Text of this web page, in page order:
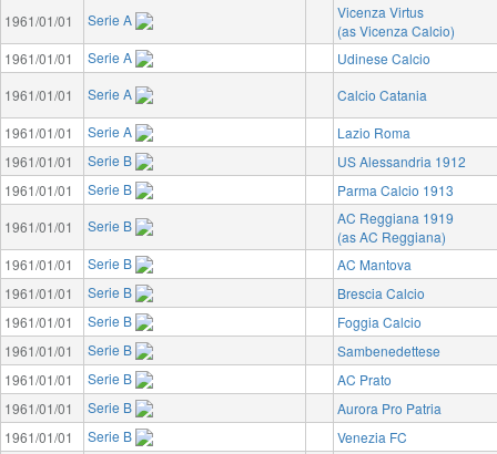
1961/01/01
Serie A
Vicenza Virtus
(as Vicenza Calcio)
1961/01/01
Serie A
Udinese Calcio
1961/01/01
Serie A
Calcio Catania
1961/01/01
Serie A
Lazio Roma
1961/01/01
Serie B
US Alessandria 1912
1961/01/01
Serie B
Parma Calcio 1913
1961/01/01
Serie B
AC Reggiana 1919
(as AC Reggiana)
1961/01/01
Serie B
AC Mantova
1961/01/01
Serie B
Brescia Calcio
1961/01/01
Serie B
Foggia Calcio
1961/01/01
Serie B
Sambenedettese
1961/01/01
Serie B
AC Prato
1961/01/01
Serie B
Aurora Pro Patria
1961/01/01
Serie B Venezia FC